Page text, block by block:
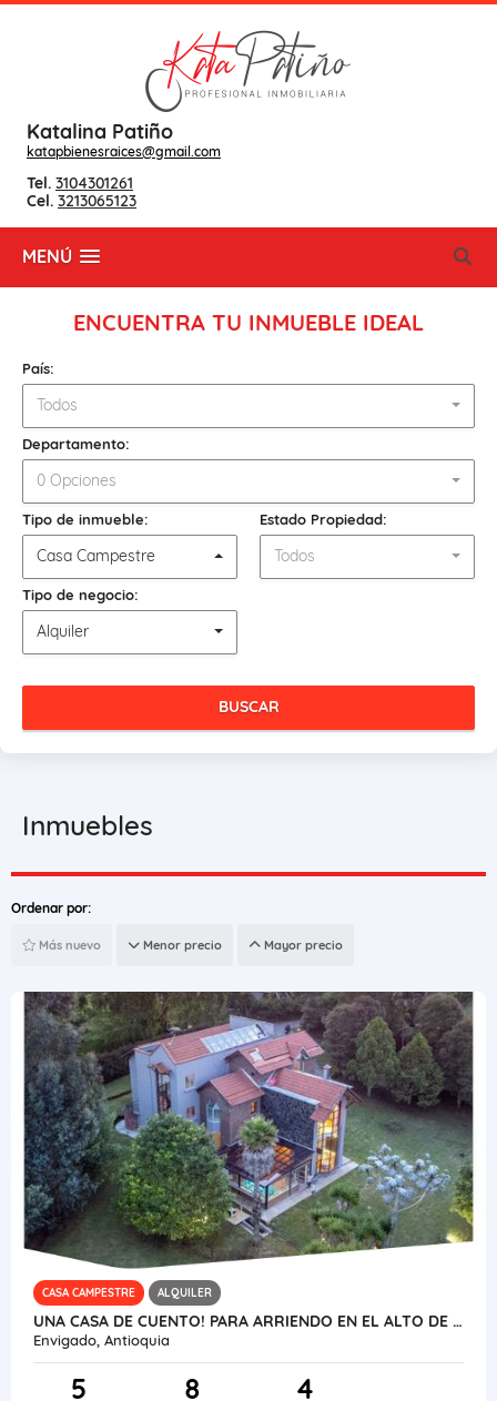
Katalina Patiño
katapbienesraices@gmail.com
Tel. 3104301261
Cel. 3213065123
MENÚ
ENCUENTRA TU INMUEBLE IDEAL
País:
Todos
Departamento:
0 Opciones
Tipo de inmueble:
Casa Campestre
Estado Propiedad:
Todos
Tipo de negocio:
Alquiler
BUSCAR
Inmuebles
Ordenar por:
Más nuevo Menor precio Mayor precio
CASA CAMPESTRE ALQUILER
UNA CASA DE CUENTO! PARA ARRIENDO EN EL ALTO DE LAS PALMAS
Envigado, Antioquia
5 8 4